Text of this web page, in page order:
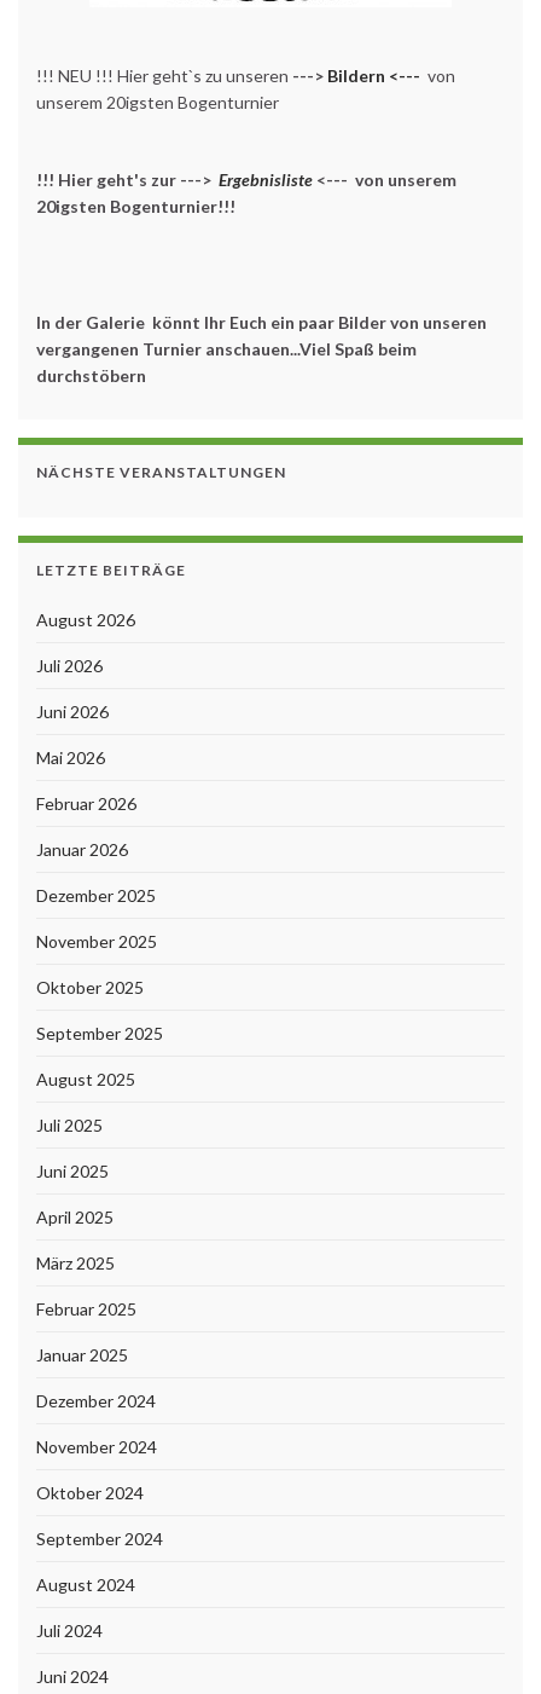
!!! NEU !!! Hier geht`s zu unseren ---> Bildern <--- von
unserem 20igsten Bogenturnier
!!! Hier geht's zur ---> Ergebnisliste <--- von unserem
20igsten Bogenturnier!!!
In der Galerie könnt Ihr Euch ein paar Bilder von unseren
vergangenen Turnier anschauen...Viel Spaß beim
durchstöbern
NÄCHSTE VERANSTALTUNGEN
LETZTE BEITRÄGE
August 2026
Juli 2026
Juni 2026
Mai 2026
Februar 2026
Januar 2026
Dezember 2025
November 2025
Oktober 2025
September 2025
August 2025
Juli 2025
Juni 2025
April 2025
März 2025
Februar 2025
Januar 2025
Dezember 2024
November 2024
Oktober 2024
September 2024
August 2024
Juli 2024
Juni 2024